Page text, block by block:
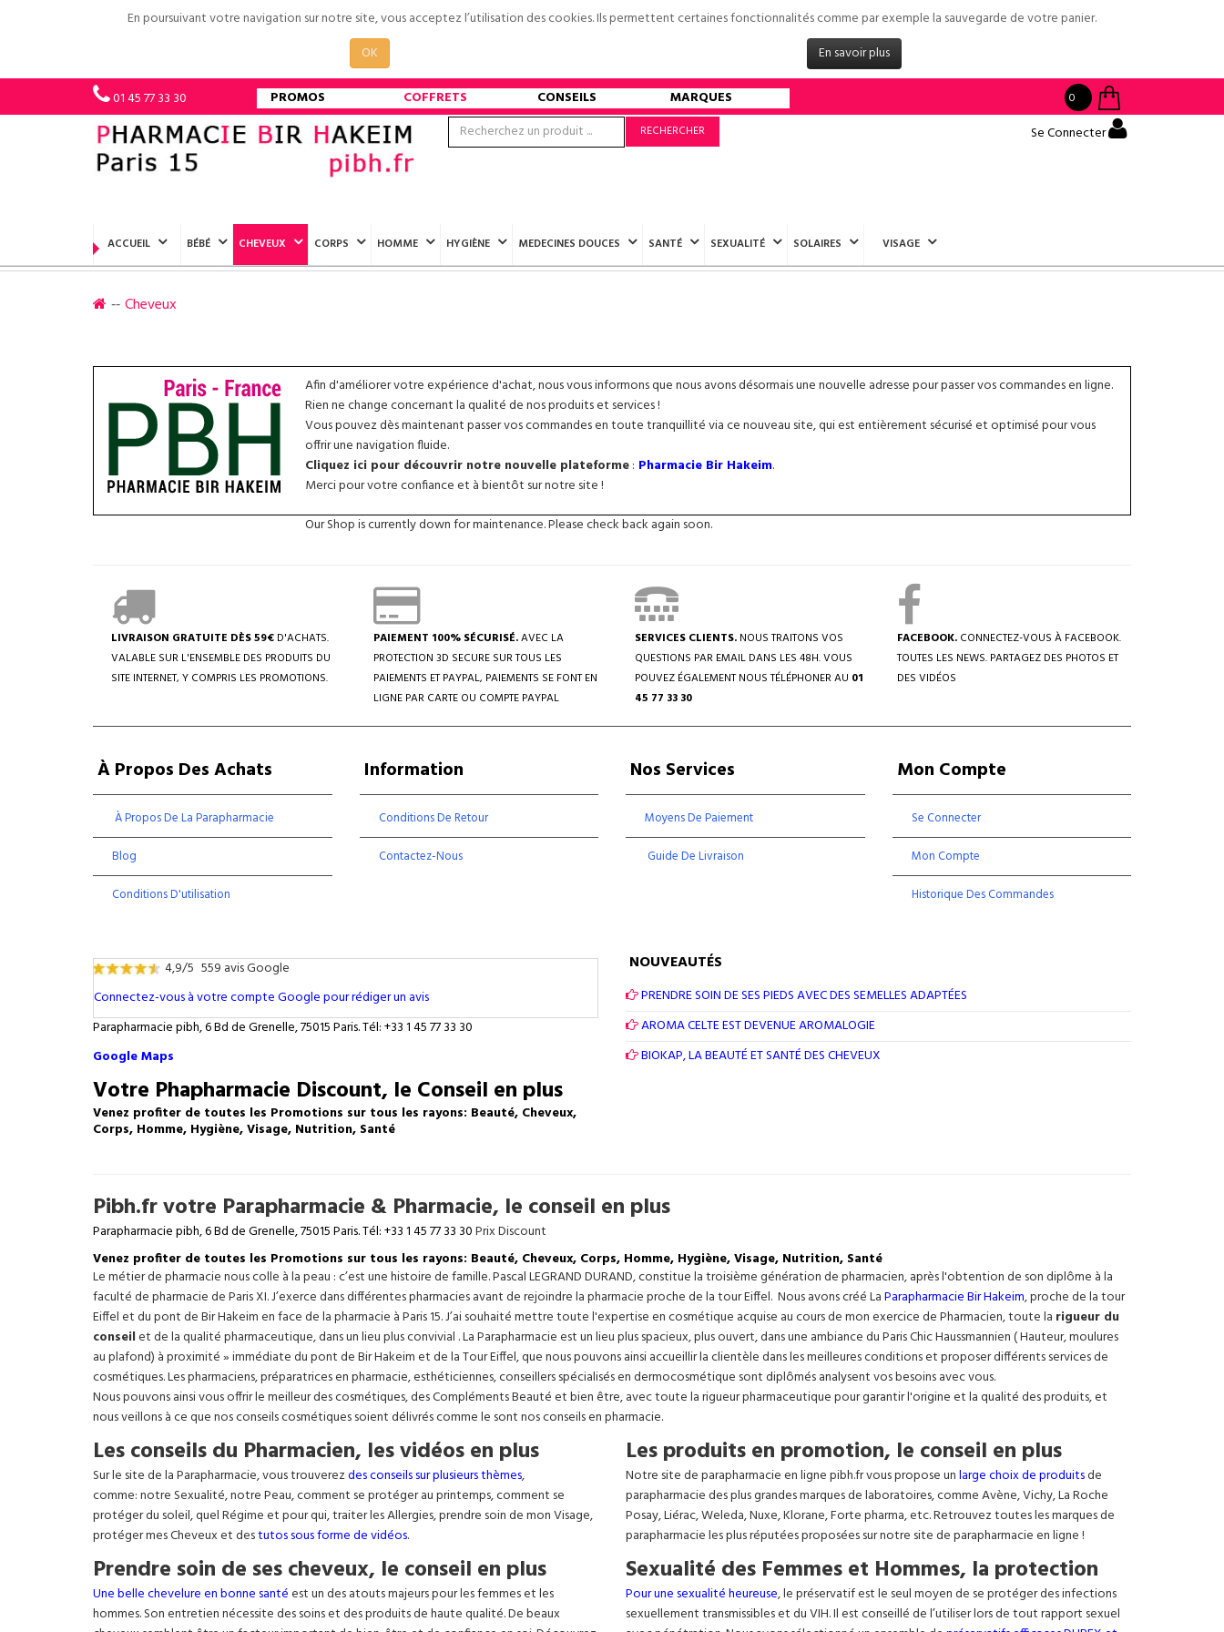
En poursuivant votre navigation sur notre site, vous acceptez l’utilisation des cookies. Ils permettent certaines fonctionnalités comme par exemple la sauvegarde de votre panier.
OK
En savoir plus
01 45 77 33 30 PROMOS COFFRETS CONSEILS MARQUES
0
RECHERCHER
Se Connecter
ACCUEIL BÉBÉ CHEVEUX CORPS HOMME HYGIÈNE MEDECINES DOUCES SANTÉ SEXUALITÉ SOLAIRES VISAGE
Cheveux
Afin d'améliorer votre expérience d'achat, nous vous informons que nous avons désormais une nouvelle adresse pour passer vos commandes en ligne.
Rien ne change concernant la qualité de nos produits et services !
Vous pouvez dès maintenant passer vos commandes en toute tranquillité via ce nouveau site, qui est entièrement sécurisé et optimisé pour vous
offrir une navigation fluide.
Cliquez ici pour découvrir notre nouvelle plateforme: Pharmacie Bir Hakeim.
Merci pour votre confiance et à bientôt sur notre site !
Our Shop is currently down for maintenance. Please check back again soon.
LIVRAISON GRATUITE DÈS 59€ D'ACHATS.
VALABLE SUR L'ENSEMBLE DES PRODUITS DU
SITE INTERNET, Y COMPRIS LES PROMOTIONS.
PAIEMENT 100% SÉCURISÉ.AVEC LA
PROTECTION 3D SECURE SUR TOUS LES
PAIEMENTS ET PAYPAL, PAIEMENTS SE FONT EN
LIGNE PAR CARTE OU COMPTE PAYPAL
SERVICES CLIENTS. NOUS TRAITONS VOS
QUESTIONS PAR EMAIL DANS LES 48H. VOUS
POUVEZ ÉGALEMENT NOUS TÉLÉPHONER AU 01
45 77 33 30
FACEBOOK.CONNECTEZ-VOUS À FACEBOOK.
TOUTES LES NEWS. PARTAGEZ DES PHOTOS ET
DES VIDÉOS
À Propos Des Achats
À Propos De La Parapharmacie
Blog
Conditions D'utilisation
Information
Conditions De Retour
Contactez-Nous
Nos Services
Moyens De Paiement
Guide De Livraison
Mon Compte
Se Connecter
Mon Compte
Historique Des Commandes
4,9/5 559 avis Google
Connectez-vous à votre compte Google pour rédiger un avis
Parapharmacie pibh, 6 Bd de Grenelle, 75015 Paris. Tél: +33 1 45 77 33 30
Google Maps
Votre Phapharmacie Discount, le Conseil en plus
Venez profiter de toutes les Promotions sur tous les rayons: Beauté, Cheveux,
Corps, Homme, Hygiène, Visage, Nutrition, Santé
NOUVEAUTÉS
PRENDRE SOIN DE SES PIEDS AVEC DES SEMELLES ADAPTÉES
AROMA CELTE EST DEVENUE AROMALOGIE
BIOKAP, LA BEAUTÉ ET SANTÉ DES CHEVEUX
Pibh.fr votre Parapharmacie & Pharmacie, le conseil en plus
Parapharmacie pibh, 6 Bd de Grenelle, 75015 Paris. Tél: +33 1 45 77 33 30Prix Discount
Venez profiter de toutes les Promotions sur tous les rayons: Beauté, Cheveux, Corps, Homme, Hygiène, Visage, Nutrition, Santé
Le métier de pharmacie nous colle à la peau : c’est une histoire de famille. Pascal LEGRAND DURAND, constitue la troisième génération de pharmacien, après l'obtention de son diplôme à la
faculté de pharmacie de Paris XI. J’exerce dans différentes pharmacies avant de rejoindre la pharmacie proche de la tour Eiffel. Nous avons créé LaParapharmacie Bir Hakeim, proche de la tour
Eiffelet du pont de Bir Hakeim en face de la pharmacie à Paris 15. J’ai souhaité mettre toute l'expertise en cosmétique acquise au cours de mon exercice de Pharmacien, toute la rigueur du
conseilet de la qualité pharmaceutique, dans un lieu plus convivial . La Parapharmacie est un lieu plus spacieux, plus ouvert, dans une ambiance du Paris Chic Haussmannien ( Hauteur, moulures
au plafond) à proximité » immédiate du pont de Bir Hakeim et de la Tour Eiffel, que nous pouvons ainsi accueillir la clientèle dans les meilleures conditions et proposer différents services de
cosmétiques. Les pharmaciens, préparatrices en pharmacie, esthéticiennes, conseillers spécialisés en dermocosmétique sont diplômés analysent vos besoins avec vous.
Nous pouvons ainsi vous offrir le meilleur des cosmétiques, des Compléments Beauté et bien être, avec toute la rigueur pharmaceutique pour garantir l'origine et la qualité des produits, et
nous veillons à ce que nos conseils cosmétiques soient délivrés comme le sont nos conseils en pharmacie.
Les conseils du Pharmacien, les vidéos en plus
Sur le site de la Parapharmacie, vous trouverezdes conseils sur plusieurs thèmes,
comme: notre Sexualité, notre Peau, comment se protéger au printemps, comment se
protéger du soleil, quel Régime et pour qui, traiter les Allergies, prendre soin de mon Visage,
protéger mes Cheveux et destutos sous forme de vidéos.
Les produits en promotion, le conseil en plus
Notre site de parapharmacie en ligne pibh.fr vous propose unlarge choix de produitsde
parapharmacie des plus grandes marques de laboratoires, comme Avène, Vichy, La Roche
Posay, Liérac, Weleda, Nuxe, Klorane, Forte pharma, etc. Retrouvez toutes les marques de
parapharmacie les plus réputées proposées sur notre site de parapharmacie en ligne !
Prendre soin de ses cheveux, le conseil en plus
Une belle chevelure en bonne santéest un des atouts majeurs pour les femmes et les
hommes. Son entretien nécessite des soins et des produits de haute qualité. De beaux
Sexualité des Femmes et Hommes, la protection
Pour une sexualité heureuse, le préservatif est le seul moyen de se protéger des infections
sexuellement transmissibles et du VIH. Il est conseillé de l’utiliser lors de tout rapport sexuel